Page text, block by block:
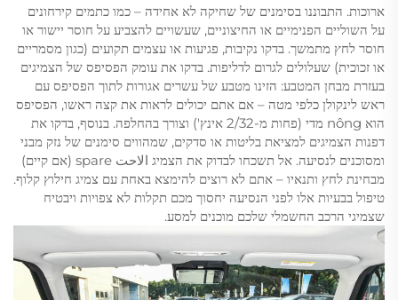
ארוכות. התבוננו בסימנים של שחיקה לא אחידה – כמו כתמים קירחונים
על השוליים הפנימיים או החיצוניים, שעשויים להצביע על חוסר יישור או
חוסר לחץ מתמשך. בדקו נקיבות, פגיעות או עצמים תקועים (כגון מסמריים
או זכוכית) שעלולים לגרום לדליפות. בדקו את עומק הפסיפס של הצמיגים
בעזרת מבחן המטבע: הזינו מטבע של עשרים אגורות לתוך הפסיפס עם
ראש לינקולן כלפי מטה – אם אתם יכולים לראות את קצה ראשו, הפסיפס
הוא nông מדי (פחות מ-2/32 אינץ') וצורך בהחלפה. בנוסף, בדקו את
דפנות הצמיגים למציאת בליטות או סדקים, שמהווים סימנים של נזק מבני
ומסוכנים לנסיעה. אל תשכחו לבדוק את הצמיג الاحت spare (אם קיים)
מבחינת לחץ ותנאיו – אתם לא רוצים להימצא באחת עם צמיג חילוץ קלוף.
טיפול בבעיות אלו לפני הנסיעה יחסוך מכם תקלות לא צפויות ויבטיח
שצמיגי הרכב החשמלי שלכם מוכנים למסע.